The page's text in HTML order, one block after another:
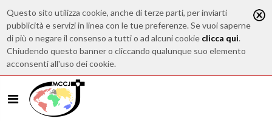
Questo sito utilizza cookie, anche di terze parti, per inviarti
pubblicità e servizi in linea con le tue preferenze. Se vuoi saperne
di più o negare il consenso a tutti o ad alcuni cookie clicca qui.
Chiudendo questo banner o cliccando qualunque suo elemento
acconsenti all'uso dei cookie.